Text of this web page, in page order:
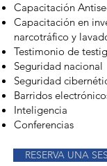
Capacitación
Capacitación en
narcotráfico y
Testimonio de
Seguridad nacional
Seguridad
Barridos
Inteligencia
Conferencias
RESERVA UNA